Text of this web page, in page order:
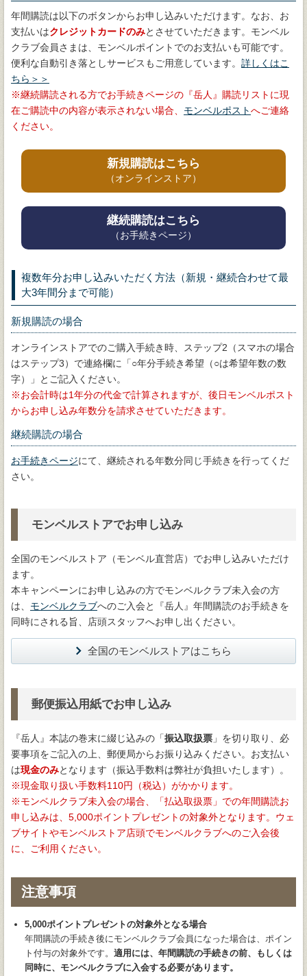
年間購読は以下のボタンからお申し込みいただけます。なお、お
支払いはクレジットカードのみとさせていただきます。モンベル
クラブ会員さまは、モンベルポイントでのお支払いも可能です。
便利な自動引き落としサービスもご用意しています。 詳しくはこ
ちら＞＞
継続購読される方でお手続きページの『岳人』購読リストに現
在ご購読中の内容が表示されない場合、 モンベルポストへご連絡
ください。
新規購読はこちら
（オンラインストア）
継続購読はこちら
（お手続きページ）
複数年分お申し込みいただく方法（新規・継続合わせて最
大3年間分まで可能）
新規購読の場合
オンラインストアでのご購入手続き時、ステップ2（スマホの場合
はステップ3）で連絡欄に「○年分手続き希望（○は希望年数の数
字）」とご記入ください。
お会計時は1年分の代金で計算されますが、後日モンベルポスト
からお申し込み年数分を請求させていただきます。
継続購読の場合
お手続きページにて、継続される年数分同じ手続きを行ってくだ
さい。
モンベルストアでお申し込み
全国のモンベルストア（モンベル直営店）でお申し込みいただけ
ます。
本キャンペーンにお申し込みの方でモンベルクラブ未入会の方
は、 モンベルクラブへのご入会と『岳人』年間購読のお手続きを
同時にされる旨、店頭スタッフへお申し出ください。
全国のモンベルストアはこちら
郵便振込用紙でお申し込み
『岳人』本誌の巻末に綴じ込みの「振込取扱票 」を切り取り、必
要事項をご記入の上、郵便局からお振り込みください。お支払い
は現金のみとなります（振込手数料は弊社が負担いたします）。
現金取り扱い手数料110円（税込）がかかります。
モンベルクラブ未入会の場合、「払込取扱票」での年間購読お
申し込みは、5,000ポイントプレゼントの対象外となります。ウェ
ブサイトやモンベルストア店頭でモンベルクラブへのご入会後
に、ご利用ください。
注意事項
5,000ポイントプレゼントの対象外となる場合
年間購読の手続き後にモンベルクラブ会員になった場合は、ポイン
ト付与の対象外です。 適用には、年間購読の手続きの前、もしくは
同時に、モンベルクラブに入会する必要があります。